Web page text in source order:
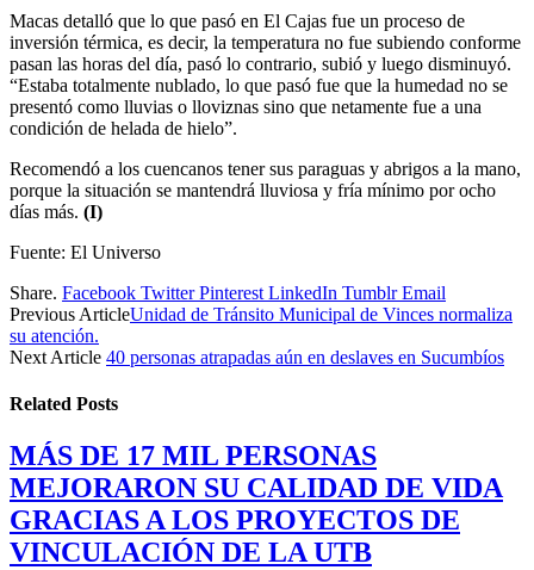
Macas detalló que lo que pasó en El Cajas fue un proceso de
inversión térmica, es decir, la temperatura no fue subiendo conforme
pasan las horas del día, pasó lo contrario, subió y luego disminuyó.
“Estaba totalmente nublado, lo que pasó fue que la humedad no se
presentó como lluvias o lloviznas sino que netamente fue a una
condición de helada de hielo”.
Recomendó a los cuencanos tener sus paraguas y abrigos a la mano,
porque la situación se mantendrá lluviosa y fría mínimo por ocho
días más. (I)
Fuente: El Universo
Share. Facebook Twitter Pinterest LinkedIn Tumblr Email
Previous ArticleUnidad de Tránsito Municipal de Vinces normaliza
su atención.
Next Article 40 personas atrapadas aún en deslaves en Sucumbíos
Related Posts
MÁS DE 17 MIL PERSONAS
MEJORARON SU CALIDAD DE VIDA
GRACIAS A LOS PROYECTOS DE
VINCULACIÓN DE LA UTB